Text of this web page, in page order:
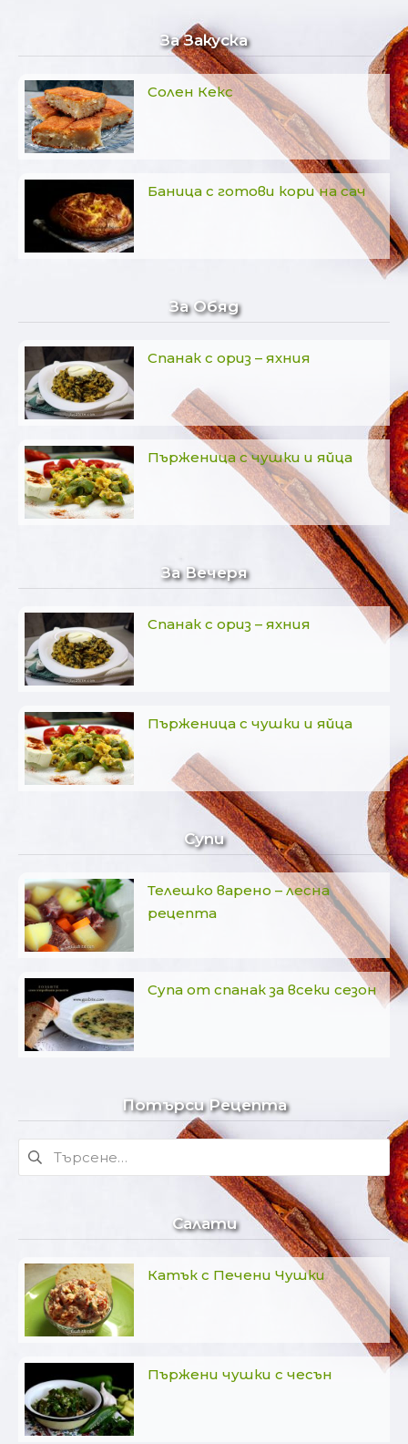
За Закуска
Солен Кекс
Баница с готови кори на сач
За Обяд
Спанак с ориз – яхния
Пърженица с чушки и яйца
За Вечеря
Спанак с ориз – яхния
Пърженица с чушки и яйца
Супи
Телешко варено – лесна
рецепта
Супа от спанак за всеки сезон
Потърси Рецепта
Търсене
за:
Салати
Катък с Печени Чушки
Пържени чушки с чесън